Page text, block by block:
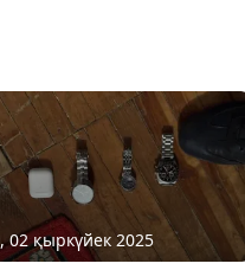
02 қыркүйек 2025